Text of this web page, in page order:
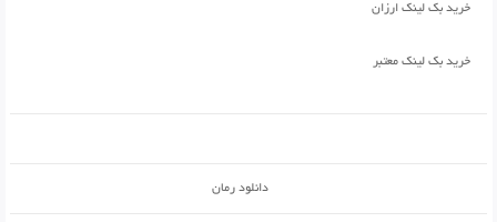
خرید بک لینک ارزان
خرید بک لینک معتبر
دانلود رمان